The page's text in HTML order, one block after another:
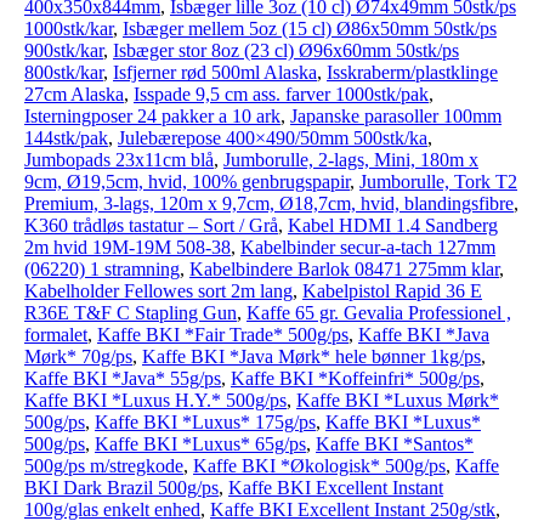
400x350x844mm, Isbæger lille 3oz (10 cl) Ø74x49mm 50stk/ps
1000stk/kar, Isbæger mellem 5oz (15 cl) Ø86x50mm 50stk/ps
900stk/kar, Isbæger stor 8oz (23 cl) Ø96x60mm 50stk/ps
800stk/kar, Isfjerner rød 500ml Alaska, Isskraberm/plastklinge
27cm Alaska, Isspade 9,5 cm ass. farver 1000stk/pak,
Isterningposer 24 pakker a 10 ark, Japanske parasoller 100mm
144stk/pak, Julebærepose 400×490/50mm 500stk/ka,
Jumbopads 23x11cm blå, Jumborulle, 2-lags, Mini, 180m x
9cm, Ø19,5cm, hvid, 100% genbrugspapir, Jumborulle, Tork T2
Premium, 3-lags, 120m x 9,7cm, Ø18,7cm, hvid, blandingsfibre,
K360 trådløs tastatur – Sort / Grå, Kabel HDMI 1.4 Sandberg
2m hvid 19M-19M 508-38, Kabelbinder secur-a-tach 127mm
(06220) 1 stramning, Kabelbindere Barlok 08471 275mm klar,
Kabelholder Fellowes sort 2m lang, Kabelpistol Rapid 36 E
R36E T&F C Stapling Gun, Kaffe 65 gr. Gevalia Professionel ,
formalet, Kaffe BKI *Fair Trade* 500g/ps, Kaffe BKI *Java
Mørk* 70g/ps, Kaffe BKI *Java Mørk* hele bønner 1kg/ps,
Kaffe BKI *Java* 55g/ps, Kaffe BKI *Koffeinfri* 500g/ps,
Kaffe BKI *Luxus H.Y.* 500g/ps, Kaffe BKI *Luxus Mørk*
500g/ps, Kaffe BKI *Luxus* 175g/ps, Kaffe BKI *Luxus*
500g/ps, Kaffe BKI *Luxus* 65g/ps, Kaffe BKI *Santos*
500g/ps m/stregkode, Kaffe BKI *Økologisk* 500g/ps, Kaffe
BKI Dark Brazil 500g/ps, Kaffe BKI Excellent Instant
100g/glas enkelt enhed, Kaffe BKI Excellent Instant 250g/stk,